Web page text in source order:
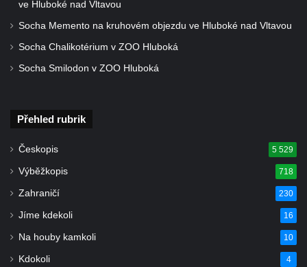
Pamětní kámen revitalizace Vltavy Vraňany
– Hořín u Lužce nad Vltavou
Strom svobody a památník 100 let republiky
Sochy „Klaun a dívenka“ v parku v centru
Mirošovicích
Mirošovicích
Socha býka před areálem firmy 2JCP v
Račicích
ve Hluboké nad Vltavou
Socha Memento na kruhovém objezdu ve Hluboké nad Vltavou
Socha Chalikotérium v ZOO Hluboká
Socha Smilodon v ZOO Hluboká
Přehled rubrik
Českopis 5 529
Výběžkopis 718
Zahraničí 230
Jíme kdekoli 16
Na houby kamkoli 10
Kdokoli 4